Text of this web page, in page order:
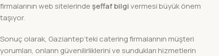
firmalarının web sitelerinde şeffaf bilgivermesi büyük önem
taşıyor.
Sonuç olarak, Gaziantep’teki catering firmalarının müşteri
yorumları, onların güvenilirliklerini ve sundukları hizmetlerin